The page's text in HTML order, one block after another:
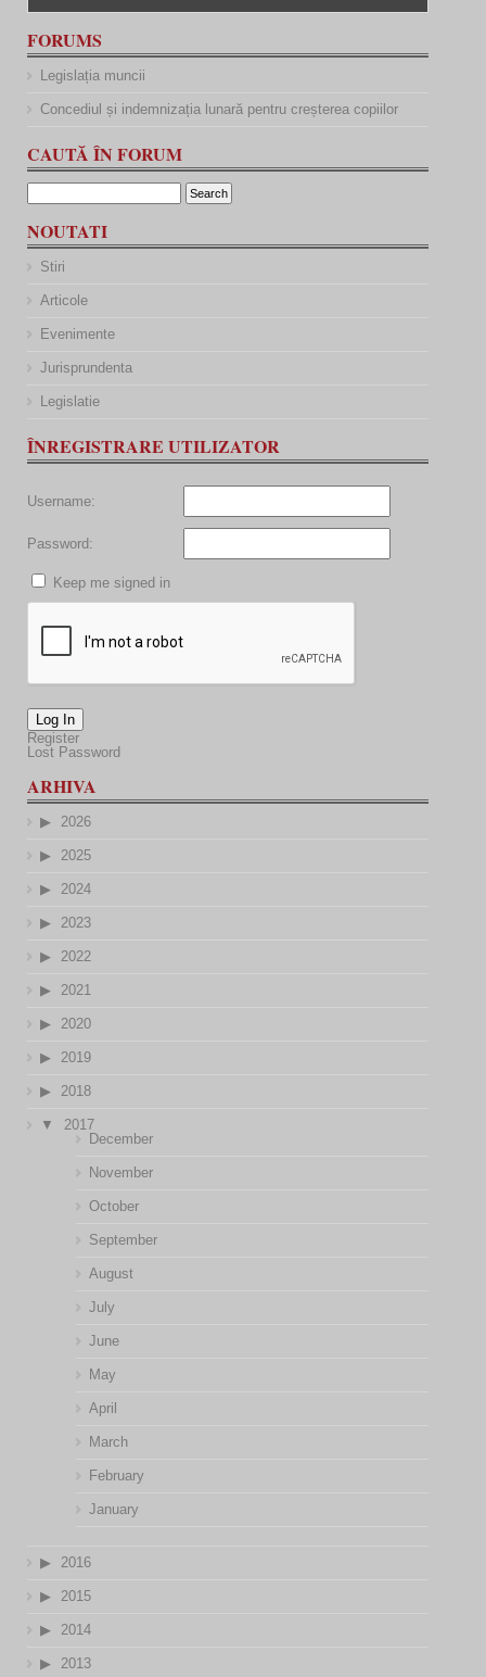
FORUMS
Legislația muncii
Concediul și indemnizația lunară pentru creșterea copiilor
CAUTĂ ÎN FORUM
NOUTATI
Stiri
Articole
Evenimente
Jurisprundenta
Legislatie
ÎNREGISTRARE UTILIZATOR
Username:
Password:
Keep me signed in
Log In
Register
Lost Password
ARHIVA
2026
2025
2024
2023
2022
2021
2020
2019
2018
2017
December
November
October
September
August
July
June
May
April
March
February
January
2016
2015
2014
2013